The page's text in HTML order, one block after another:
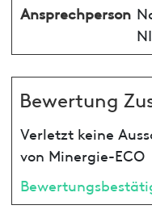
Ansprechperson
Bewertung
Verletzt keine
von Minergie-ECO